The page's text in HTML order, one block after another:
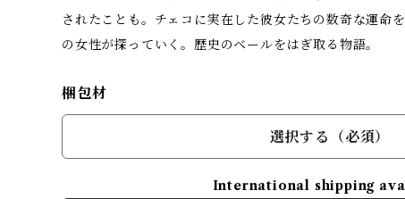
されたことも。チェコに実在した彼女たちの数奇な運命
の女性が探っていく。歴史のベールをはぎ取る物語。
梱包材
選択する（必須）
International shipping